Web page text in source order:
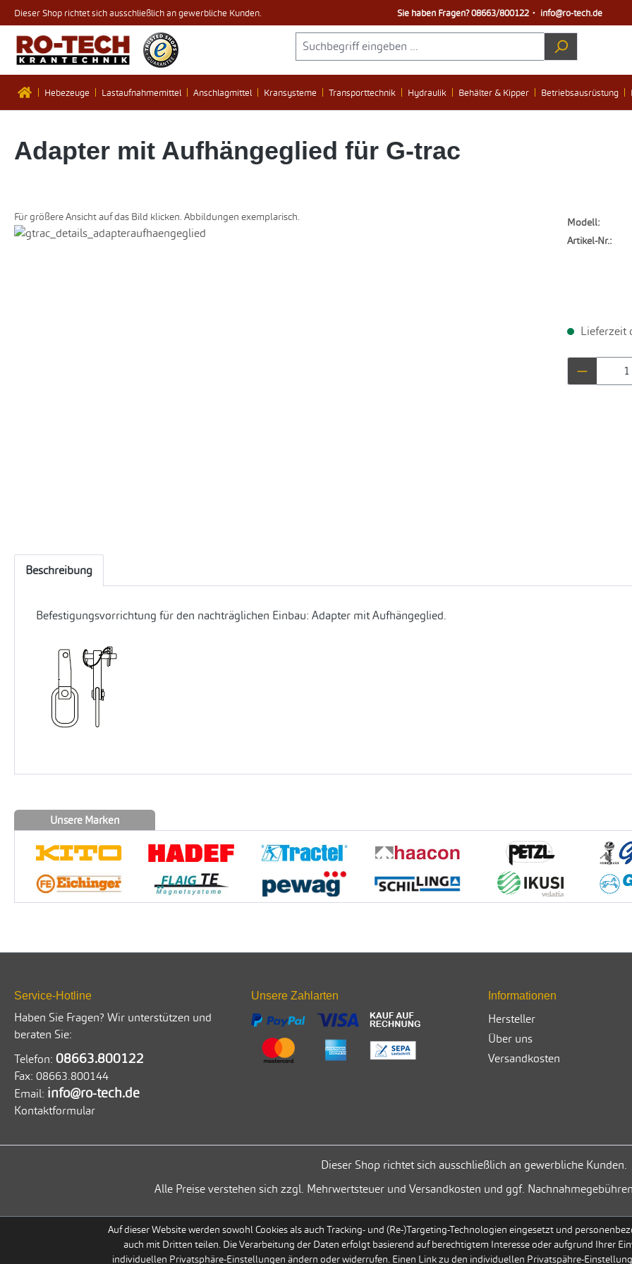
Hauptinhalt springen
Zur Suche springen
Zur Hauptnavigation springen
Dieser Shop richtet sich ausschließlich an gewerbliche Kunden. Sie haben Fragen?08663/800122・ info@ro-tech.de
Hebezeuge Lastaufnahmemittel Anschlagmittel Kransysteme Transporttechnik Hydraulik Behälter & Kipper Betriebsausrüstung
Adapter mit Aufhängeglied für G-trac
Für größere Ansicht auf das Bild klicken. Abbildungen exemplarisch.
Bildergalerie überspringen
Modell:
Artikel-Nr.:
Lieferzeit
Beschreibung
Befestigungsvorrichtung für den nachträglichen Einbau: Adapter mit Aufhängeglied.
Unsere Marken
Service-Hotline
Haben Sie Fragen? Wir unterstützen und
beraten Sie:
Telefon: 08663.800122
Fax: 08663.800144
Email: info@ro-tech.de
Kontaktformular
Unsere Zahlarten Informationen
Hersteller
Über uns
Versandkosten
Dieser Shop richtet sich ausschließlich an gewerbliche Kunden.
Alle Preise verstehen sich zzgl. Mehrwertsteuer und Versandkosten und ggf.
Auf dieser Website werden sowohl Cookies als auch Tracking- und (Re-)Targeting-Technologien eingesetzt und
auch mit Dritten teilen. Die Verarbeitung der Daten erfolgt basierend auf berechtigtem Interesse oder aufgrund Ihrer
individuellen Privatsphäre-Einstellungen ändern oder widerrufen. Einen Link zu den individuellen Privatspähre-